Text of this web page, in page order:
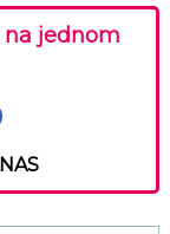
na jednom